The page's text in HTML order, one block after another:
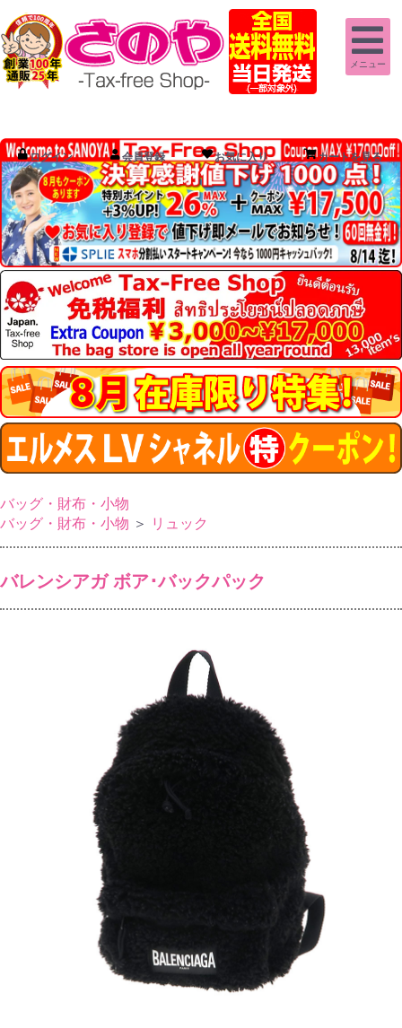
メニュー
ログイン 会員登録 お気に入り カートを見る
バッグ・財布・小物
バッグ・財布・小物 ＞ リュック
バレンシアガ ボア･バックパック